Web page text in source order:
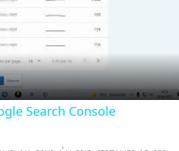
Search Console